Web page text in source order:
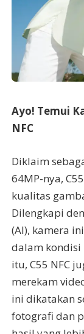
Ayo! Temui
NFC
Diklaim
64MP-nya,
kualitas
Dilengkapi
(AI), kamera
dalam kondisi
itu, C55 NFC
merekam
ini dikatakan
fotografi dan